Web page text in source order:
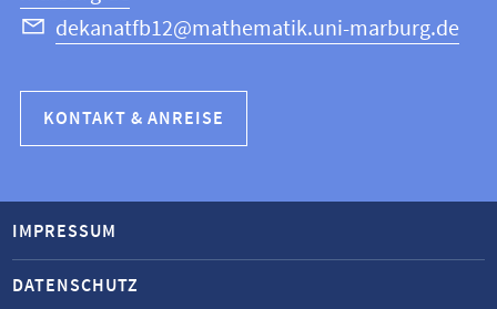
dekanatfb12@mathematik.uni-marburg.de
KONTAKT & ANREISE
IMPRESSUM
DATENSCHUTZ